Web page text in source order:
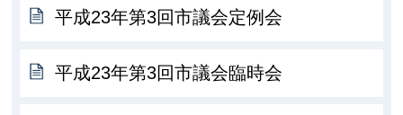
平成23年第3回市議会定例会
平成23年第3回市議会臨時会